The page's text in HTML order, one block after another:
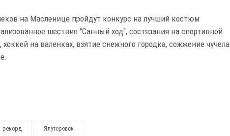
на Масленице пройдут конкурс на лучший костюм
шествие "Санный ход", состязания на спортивной
на валенках, взятие снежного городка, сожжение чучела
рекорд Ялуторовск